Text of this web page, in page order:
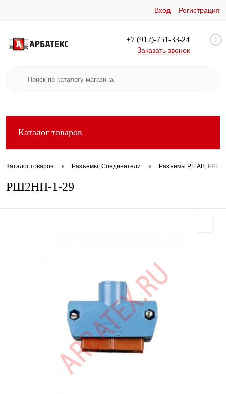
Вход Регистрация
+7 (912)-751-33-24
Заказать звонок
0
Каталог товаров
Каталог товаров • Разъемы, Соединители • Разъемы РШАВ, РШАГ
РШ2НП-1-29